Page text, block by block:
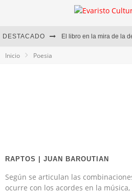
DESTACADO
Inicio Poesia
RAPTOS | JUAN BAROUTIAN
Según se articulan las
ocurre con los acordes en la